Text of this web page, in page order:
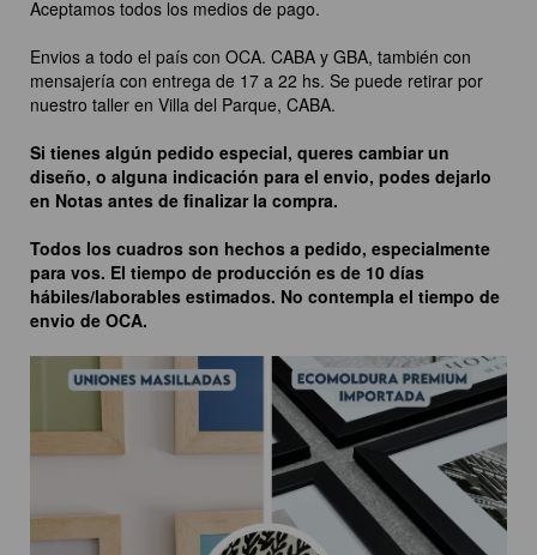
Aceptamos todos los medios de pago.
Envios a todo el país con OCA. CABA y GBA, también con
mensajería con entrega de 17 a 22 hs. Se puede retirar por
nuestro taller en Villa del Parque, CABA.
Si tienes algún pedido especial, queres cambiar un
diseño, o alguna indicación para el envio, podes dejarlo
en Notas antes de finalizar la compra.
Todos los cuadros son hechos a pedido, especialmente
para vos. El tiempo de producción es de 10 días
hábiles/laborables estimados. No contempla el tiempo de
envio de OCA.